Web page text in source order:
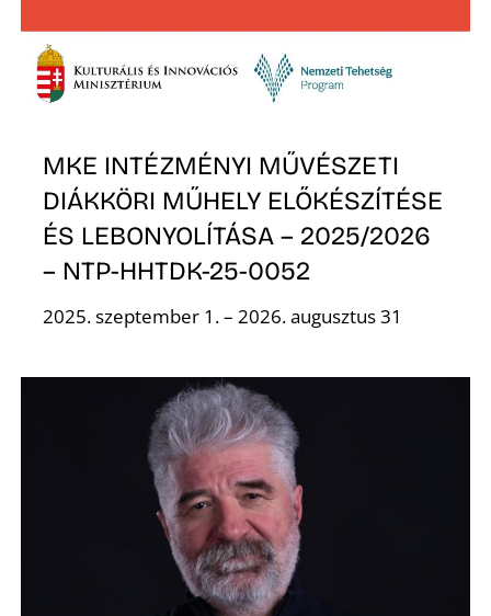
MKE INTÉZMÉNYI MŰVÉSZETI
DIÁKKÖRI MŰHELY ELŐKÉSZÍTÉSE
ÉS LEBONYOLÍTÁSA – 2025/2026
– NTP-HHTDK-25-0052
2025. szeptember 1. – 2026. augusztus 31